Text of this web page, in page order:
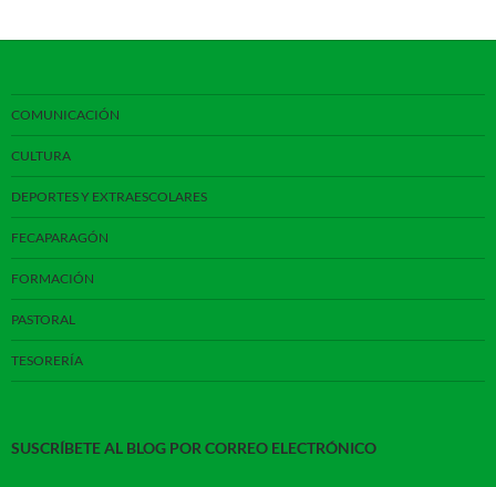
COMUNICACIÓN
CULTURA
DEPORTES Y EXTRAESCOLARES
FECAPARAGÓN
FORMACIÓN
PASTORAL
TESORERÍA
SUSCRÍBETE AL BLOG POR CORREO ELECTRÓNICO